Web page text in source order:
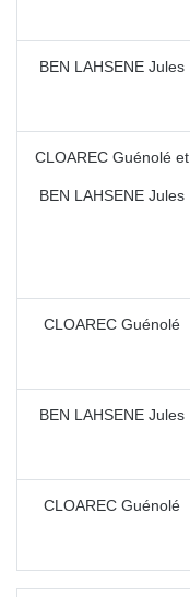
BEN LAHSENE Jules
CLOAREC Guénolé et
BEN LAHSENE Jules
CLOAREC Guénolé
BEN LAHSENE Jules
CLOAREC Guénolé